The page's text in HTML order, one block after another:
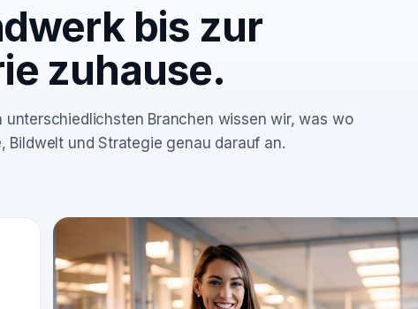
bis zur
zuhause.
unterschiedlichsten Branchen wissen wir, was wo
Bildwelt und Strategie genau darauf an.